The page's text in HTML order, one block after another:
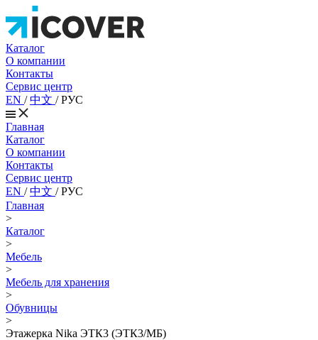
Каталог
О компании
Контакты
Сервис центр
EN /中文 /РУС
Главная
Каталог
О компании
Контакты
Сервис центр
EN /中文 /РУС
Главная
>
Каталог
>
Мебель
>
Мебель для хранения
>
Обувницы
>
Этажерка Nika ЭТК3 (ЭТК3/МБ)